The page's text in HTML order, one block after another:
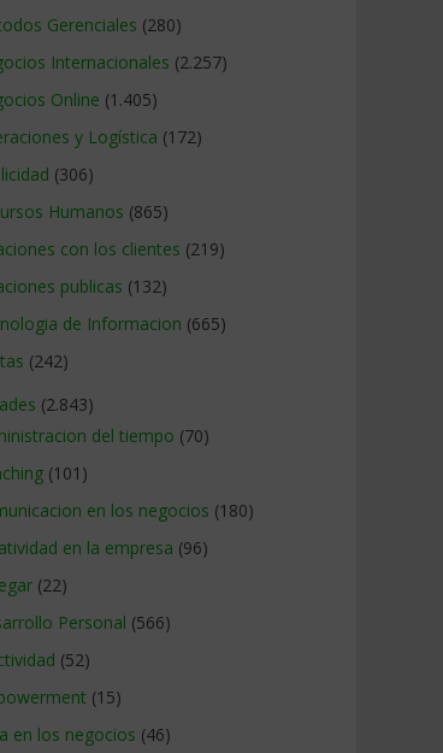
Gerenciales (280)
Internacionales (2.257)
Online (1.405)
y Logística (172)
(306)
Humanos (865)
con los clientes (219)
publicas (132)
de Informacion (665)
(242)
(2.843)
del tiempo (70)
(101)
en los negocios (180)
en la empresa (96)
(22)
Personal (566)
(52)
(15)
en los negocios (46)